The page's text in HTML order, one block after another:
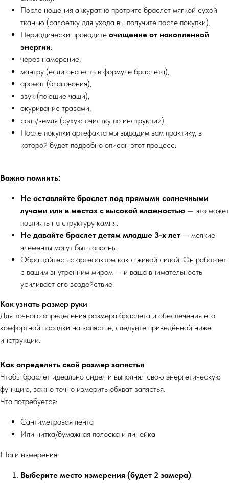
После ношения аккуратно протрите браслет мягкой сухой
тканью (салфетку для ухода вы получите после покупки).
Периодически проводите очищение от накопленной
энергии:
через намерение,
мантру (если она есть в формуле браслета),
аромат (благовония),
звук (поющие чаши),
окуривание травами,
соль/земля (сухую очистку по инструкции).
После покупки артефакта мы выдадим вам практику, в
которой будет подробно описан этот процесс.
Важно помнить:
Не оставляйте браслет под прямыми солнечными
лучами или в местах с высокой влажностью — это может
повлиять на структуру камня.
Не давайте браслет детям младше 3-х лет — мелкие
элементы могут быть опасны.
Обращайтесь с артефактом как с живой силой. Он работает
с вашим внутренним миром — и ваша внимательность
усиливает его воздействие.
Как узнать размер руки
Для точного определения размера браслета и обеспечения его
комфортной посадки на запястье, следуйте приведённой ниже
инструкции.
Как определить свой размер запястья
Чтобы браслет идеально сидел и выполнял свою энергетическую
функцию, важно точно измерить обхват запястья.
Что потребуется:
Сантиметровая лента
Или нитка/бумажная полоска и линейка
Шаги измерения:
Выберите место измерения (будет 2 замера):